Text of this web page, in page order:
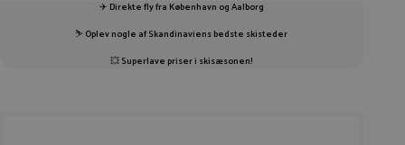
✈️ Direkte fly fra København og Aalborg
⛷️ Oplev nogle af Skandinaviens bedste skisteder
💥Superlave priser i skisæsonen!